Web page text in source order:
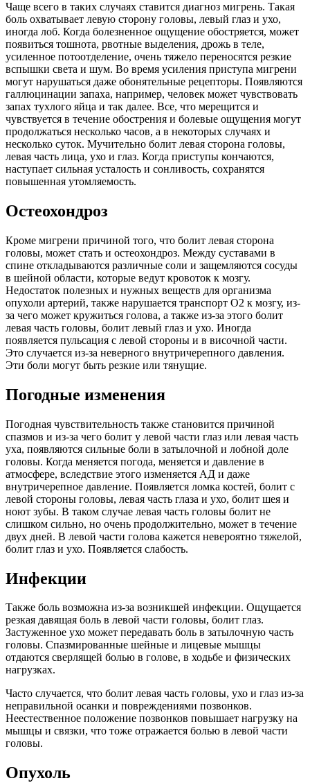
Чаще всего в таких случаях ставится диагноз мигрень. Такая
боль охватывает левую сторону головы, левый глаз и ухо,
иногда лоб. Когда болезненное ощущение обостряется, может
появиться тошнота, рвотные выделения, дрожь в теле,
усиленное потоотделение, очень тяжело переносятся резкие
вспышки света и шум. Во время усиления приступа мигрени
могут нарушаться даже обонятельные рецепторы. Появляются
галлюцинации запаха, например, человек может чувствовать
запах тухлого яйца и так далее. Все, что мерещится и
чувствуется в течение обострения и болевые ощущения могут
продолжаться несколько часов, а в некоторых случаях и
несколько суток. Мучительно болит левая сторона головы,
левая часть лица, ухо и глаз. Когда приступы кончаются,
наступает сильная усталость и сонливость, сохранятся
повышенная утомляемость.
Остеохондроз
Кроме мигрени причиной того, что болит левая сторона
головы, может стать и остеохондроз. Между суставами в
спине откладываются различные соли и защемляются сосуды
в шейной области, которые ведут кровоток к мозгу.
Недостаток полезных и нужных веществ для организма
опухоли артерий, также нарушается транспорт О2 к мозгу, из-
за чего может кружиться голова, а также из-за этого болит
левая часть головы, болит левый глаз и ухо. Иногда
появляется пульсация с левой стороны и в височной части.
Это случается из-за неверного внутричерепного давления.
Эти боли могут быть резкие или тянущие.
Погодные изменения
Погодная чувствительность также становится причиной
спазмов и из-за чего болит у левой части глаз или левая часть
уха, появляются сильные боли в затылочной и лобной доле
головы. Когда меняется погода, меняется и давление в
атмосфере, вследствие этого изменяется АД и даже
внутричерепное давление. Появляется ломка костей, болит с
левой стороны головы, левая часть глаза и ухо, болит шея и
ноют зубы. В таком случае левая часть головы болит не
слишком сильно, но очень продолжительно, может в течение
двух дней. В левой части голова кажется невероятно тяжелой,
болит глаз и ухо. Появляется слабость.
Инфекции
Также боль возможна из-за возникшей инфекции. Ощущается
резкая давящая боль в левой части головы, болит глаз.
Застуженное ухо может передавать боль в затылочную часть
головы. Спазмированные шейные и лицевые мышцы
отдаются сверлящей болью в голове, в ходьбе и физических
нагрузках.
Часто случается, что болит левая часть головы, ухо и глаз из-за
неправильной осанки и повреждениями позвонков.
Неестественное положение позвонков повышает нагрузку на
мышцы и связки, что тоже отражается болью в левой части
головы.
Опухоль